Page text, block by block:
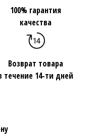
100% гарантия
качества
Возврат товара
течение 14-ти дней